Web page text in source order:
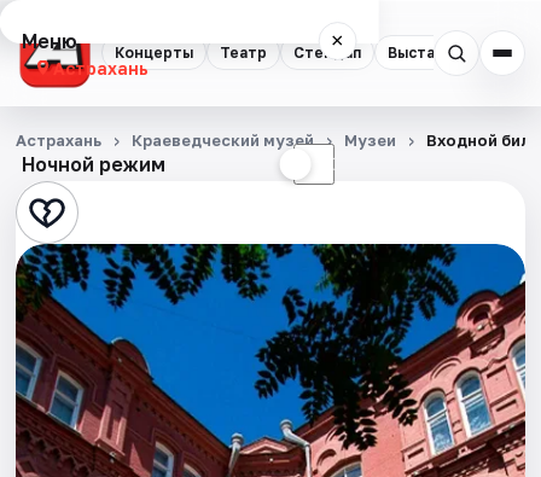
Концерты Театр Стендап Выставки
Меню ×
Астрахань
Концерты
Театр
Стендап
Выставки
Квесты
Экскурсии
Спорт
Ночной режим ☾
Астрахань Краеведческий музей Музеи Входной